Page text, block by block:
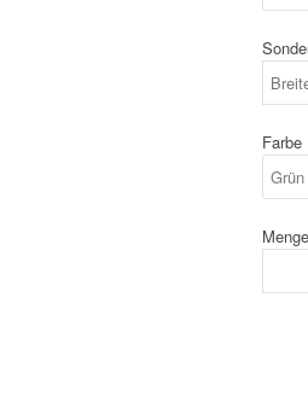
Farbe
Menge